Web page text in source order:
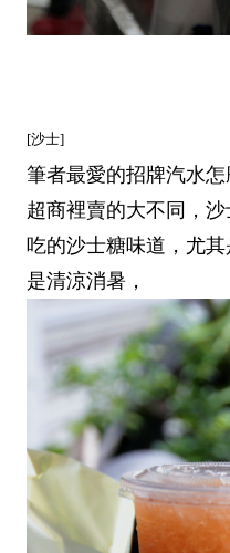
[沙士]
筆者最愛的招牌汽水
超商裡賣的大不同，
吃的沙士糖味道，尤
是清涼消暑，